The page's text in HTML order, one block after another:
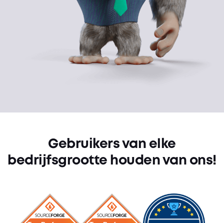
Gebruikers van elke
bedrijfsgrootte houden van ons!